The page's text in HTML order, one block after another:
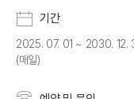
기간
2025. 07. 01 ~ 2030. 12.
(매일)